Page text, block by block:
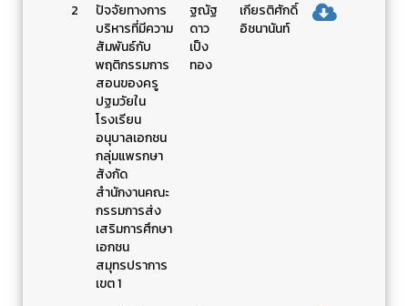
2
ปัจจัยทางการ
บริหารที่มีความ
สัมพันธ์กับ
พฤติกรรมการ
สอนของครู
ปฐมวัยใน
โรงเรียน
อนุบาลเอกชน
กลุ่มแพรกษา
สังกัด
สำนักงานคณะ
กรรมการส่ง
เสริมการศึกษา
เอกชน
สมุทรปราการ
เขต 1
ฐณัฐ
ดาว
เป็ง
ทอง
เกียรติศักดิ์
อิชนานันท์